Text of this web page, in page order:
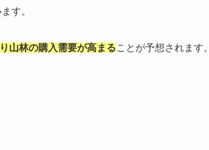
す。
山林の購入需要が高まることが予想されます。